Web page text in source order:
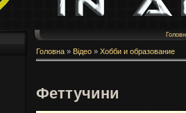
Головна » Відео » Хобби и образование
Феттучини